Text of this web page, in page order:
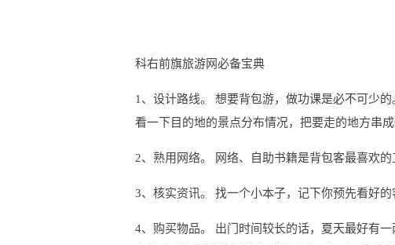
科右前旗旅游网必备宝典
1、设计路线。 想要背包游，做功课是必不可少
看一下目的地的景点分布情况，把要走的地方串
2、熟用网络。 网络、自助书籍是背包客最喜欢的
3、核实资讯。 找一个小本子，记下你预先看好
4、购买物品。 出门时间较长的话，夏天最好有